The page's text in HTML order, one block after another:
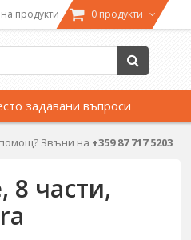
продукти 0 продукти
задавани въпроси
Звъни на +359 87 717 5203
8 части,